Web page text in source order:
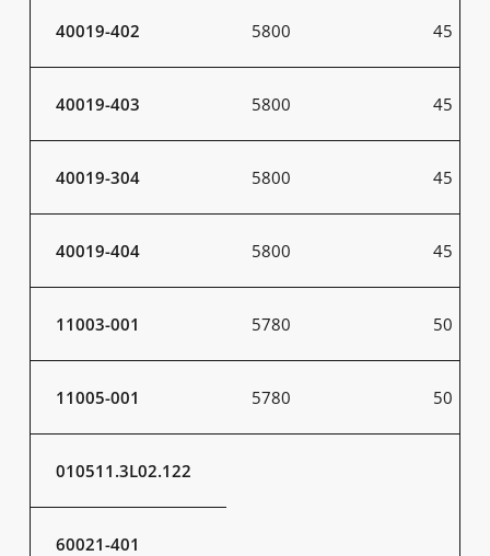
40019-402 5800 45
40019-403 5800 45
40019-304 5800 45
40019-404 5800 45
11003-001 5780 50
11005-001 5780 50
010511.3L02.122
60021-401